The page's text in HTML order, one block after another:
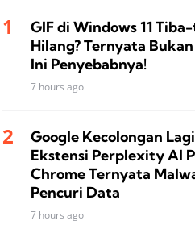
GIF di Windows 11
Hilang? Ternyata
Ini Penyebabnya!
7 hours ago
Google Kecolongan
Ekstensi Perplexity AI
Chrome Ternyata
Pencuri Data
7 hours ago